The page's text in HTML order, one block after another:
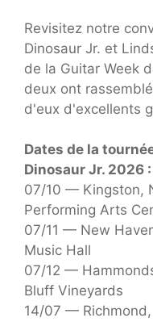
Revisitez notre
Dinosaur Jr. et
de la Guitar Week
deux ont
d'eux d'excellents
Dates de la
Dinosaur Jr. 2026 :
07/10 — Kingston,
Performing Arts
07/11 — New
Music Hall
07/12 —
Bluff Vineyards
14/07 —